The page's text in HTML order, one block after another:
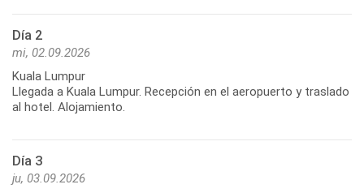
Día 2
mi, 02.09.2026
Kuala Lumpur
Llegada a Kuala Lumpur. Recepción en el aeropuerto y traslado
al hotel. Alojamiento.
Día 3
ju, 03.09.2026